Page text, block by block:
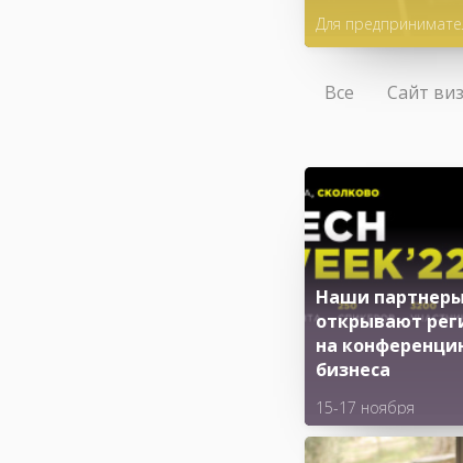
Для
или улучшить
Все Сайт
Наши партнеры
открывают
на
бизнеса
15-17 ноября
Технопарк
бул., 42, стр. 1)